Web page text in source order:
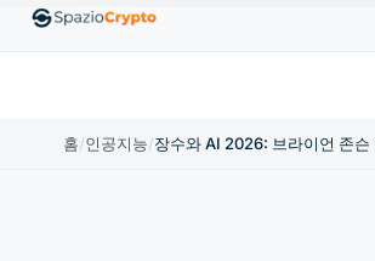
↑1.10% EthereumETH
홈/인공지능/장수와 AI 2026: 브라이언 존